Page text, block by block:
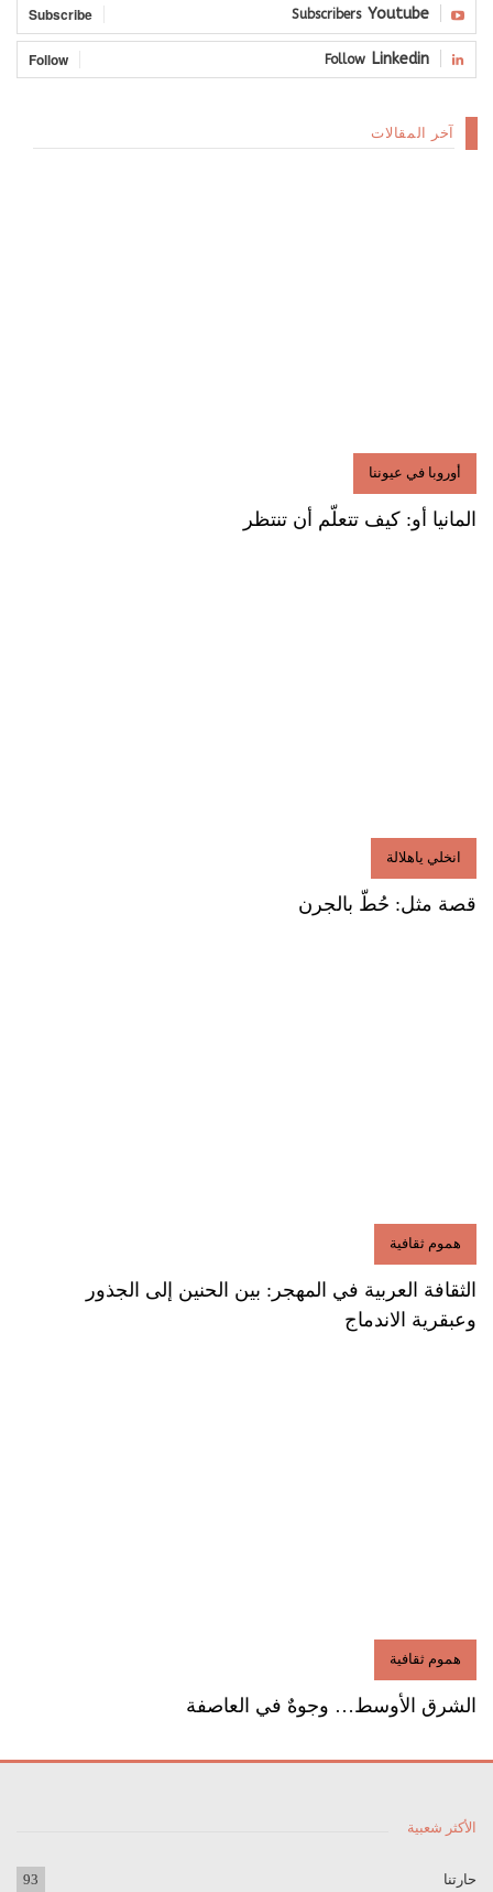
Youtube
Subscribers
Subscribe
Linkedin
Follow
Follow
آخر المقالات
أوروبا في عيوننا
المانيا أو: كيف تتعلّم أن تنتظر
انخلي ياهلالة
قصة مثل: حُطّ بالجرن
هموم ثقافية
الثقافة العربية في المهجر: بين الحنين إلى الجذور
وعبقرية الاندماج
هموم ثقافية
الشرق الأوسط… وجوهٌ في العاصفة
الأكثر شعبية
حارتنا 93